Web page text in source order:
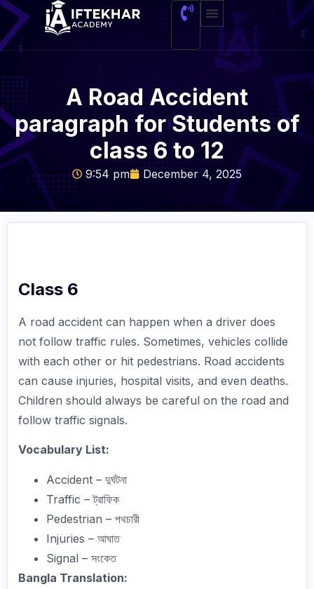
A Road Accident
paragraph for Students of
class 6 to 12
9:54 pm December 4, 2025
Class 6
A road accident can happen when a driver does
not follow traffic rules. Sometimes, vehicles collide
with each other or hit pedestrians. Road accidents
can cause injuries, hospital visits, and even deaths.
Children should always be careful on the road and
follow traffic signals.
Vocabulary List:
Accident – দুর্ঘটনা
Traffic – ট্রাফিক
Pedestrian – পথচারী
Injuries – আঘাত
Signal – সংকেত
Bangla Translation: